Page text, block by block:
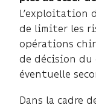
L’exploitation
de limiter les
opérations
de décision du
éventuelle
Dans la cadre